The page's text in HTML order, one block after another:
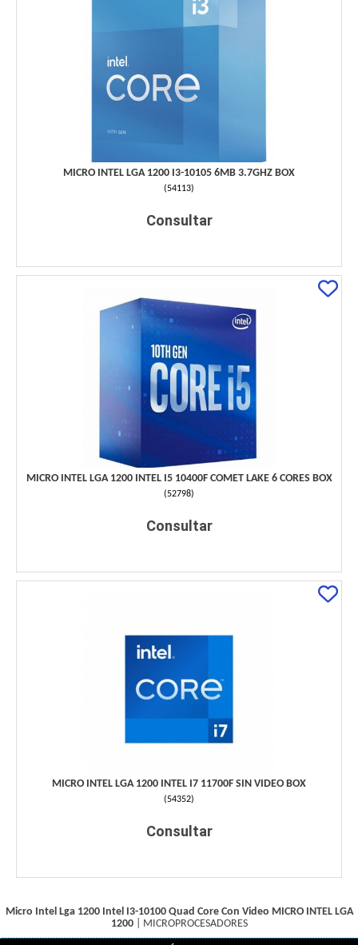
MICRO INTEL LGA 1200 I3-10105 6MB 3.7GHZ BOX
(54113)
Consultar
MICRO INTEL LGA 1200 INTEL I5 10400F COMET LAKE 6 CORES BOX
(52798)
Consultar
MICRO INTEL LGA 1200 INTEL I7 11700F SIN VIDEO BOX
(54352)
Consultar
Micro Intel Lga 1200 Intel I3-10100 Quad Core Con Video MICRO INTEL LGA
1200| MICROPROCESADORES